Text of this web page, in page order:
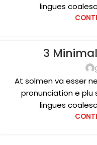
lingues
3
At solmen va esser
pronunciation e plu
lingues